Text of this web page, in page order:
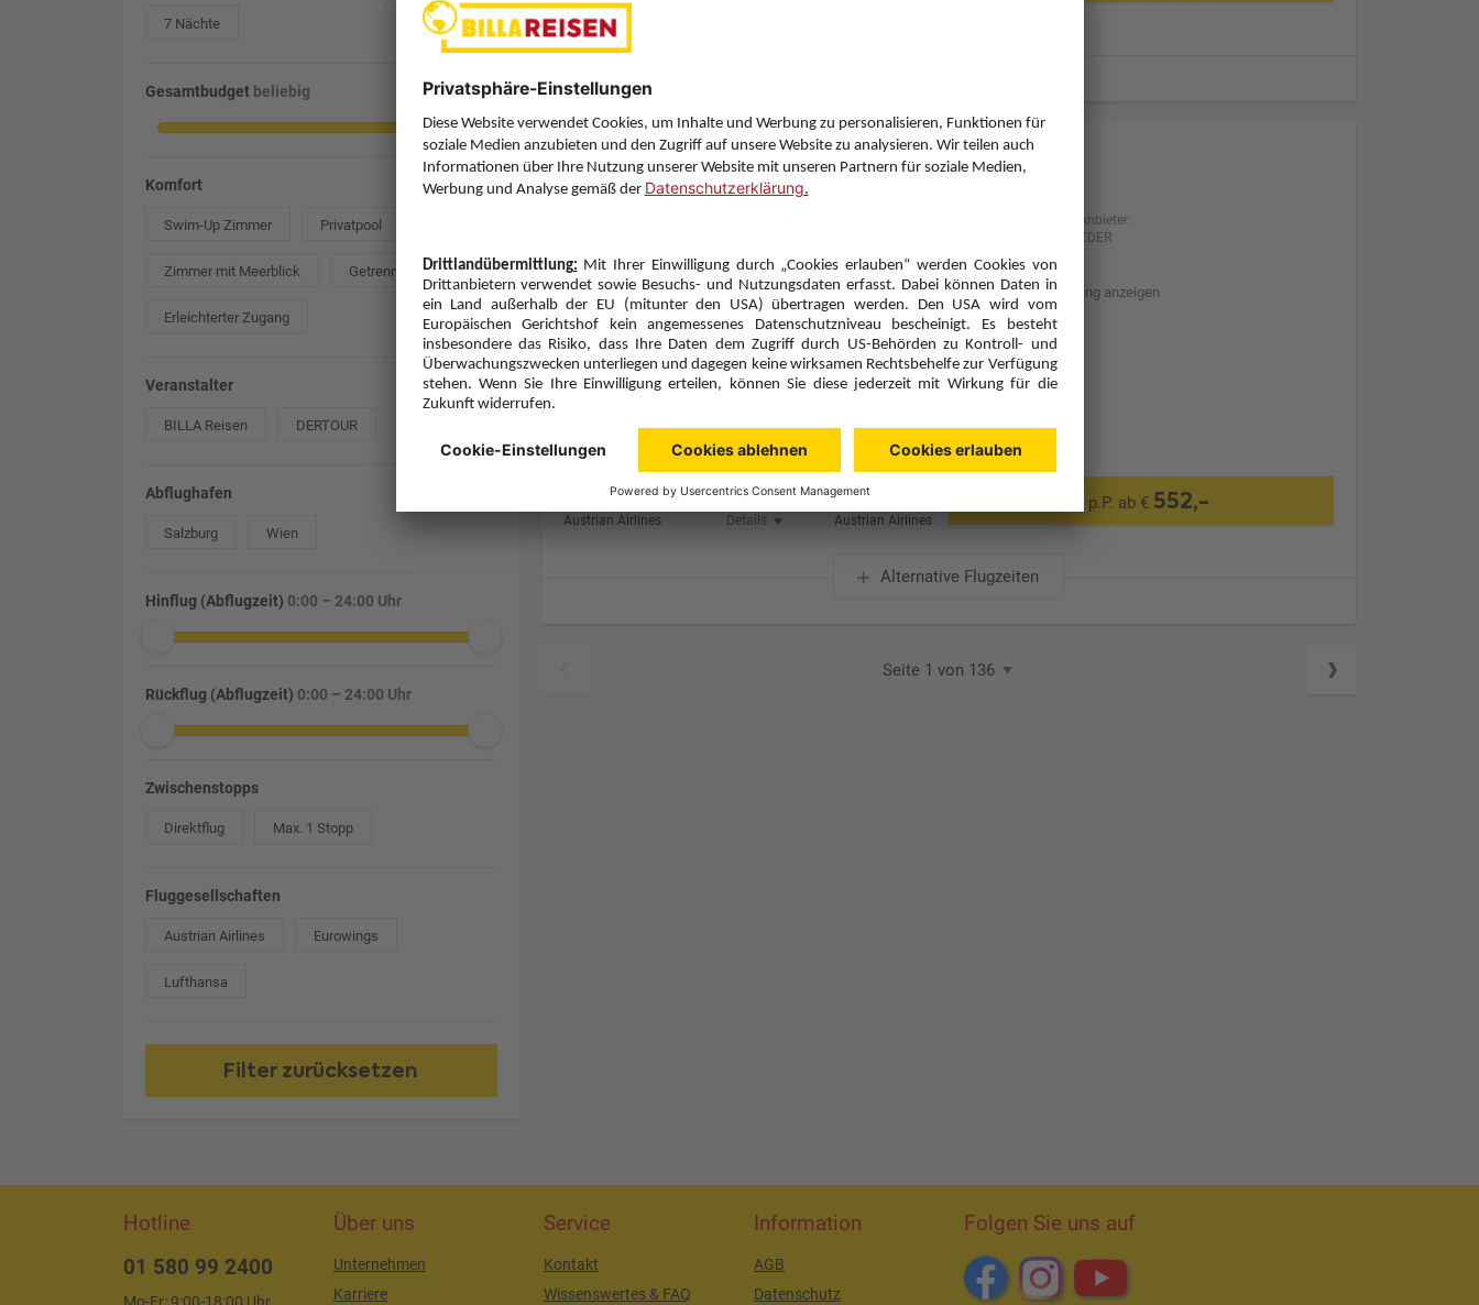
7 Nächte
Gesamtbudget beliebig
Komfort
Swim-Up Zimmer Privatpool
Zimmer mit Meerblick Getrennte Betten
Erleichterter Zugang
Veranstalter
BILLA Reisen DERTOUR
Abflughafen
Salzburg Wien
Hinflug (Abflugzeit) 0:00 – 24:00 Uhr
Rückflug (Abflugzeit) 0:00 – 24:00 Uhr
Zwischenstopps
Direktflug Max. 1 Stopp
Fluggesellschaften
Austrian Airlines Eurowings
Lufthansa
Filter zurücksetzen
7 Hotelnächte Flug ab Wien (VIE)
Zimmerpreis ab € 1.104,-
Doppelzimmer Bestpreis (DP1)
Alles Inklusive plus (Y)
Zimmer & Verpflegung anpassen
Anbieter:
XDER
Hotelbeschreibung anzeigen
Transfer
Do., 24.9.26
17:00
Direktflug
Austrian Airlines
Details
Rückflug
Do., 1.10.26
VAR20:30
Austrian Airlines
p.P. ab € 552,-
Alternative Flugzeiten
Seite 1 von 136
Hotline
01 580 99 2400
Über uns
Unternehmen
Karriere
Service
Kontakt
Wissenswertes & FAQ
Information
AGB
Datenschutz
Folgen Sie uns auf